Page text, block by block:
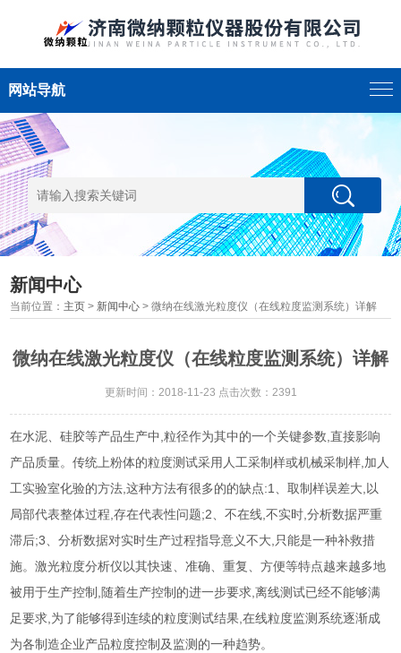
网站导航
新闻中心
当前位置： 主页 > 新闻中心 > 微纳在线激光粒度仪（在线粒度监测系统）详解
微纳在线激光粒度仪（在线粒度监测系统）详解
更新时间：2018-11-23 点击次数：2391
在水泥、硅胶等产品生产中 ,粒径作为其中的一个关键参数 ,直接影响
产品质量。传统上粉体的粒度测试采用人工采制样或机械采制样 加人
工实验室化验的方法 ,这种方法有很多的的缺点:1 、取制样误差大 以
局部代表整体过程 ,存在代表性问题;2、不在线 ,不实时 ,分析数据严重
滞后;3、分析数据对实时生产过程指导意义不大 只能是一种补救措
施。激光粒度分析仪以其快速、准确、重复、方便等特点越来越多地
被用于生产控制 随着生产控制的进一步要求 ,离线测试已经不能够满
足要求 为了能够得到连续的粒度测试结果 ,在线粒度监测系统逐渐成
为各制造企业产品粒度控制及监测的一种趋势。